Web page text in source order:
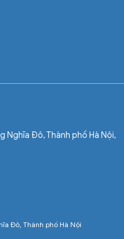
Nghĩa Đô, Thành phố Hà Nội,
Đô, Thành phố Hà Nội